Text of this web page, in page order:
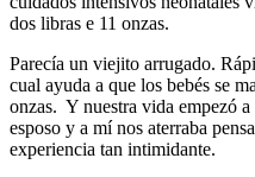
dos libras e 11 onzas.
Parecía un viejito arrugado.
cual ayuda a que los bebés se
onzas. Y nuestra vida empezó
esposo y a mí nos aterraba
experiencia tan intimidante.